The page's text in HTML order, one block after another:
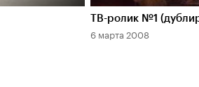
Длительность 10
ТВ-ролик №1
6 марта 2008